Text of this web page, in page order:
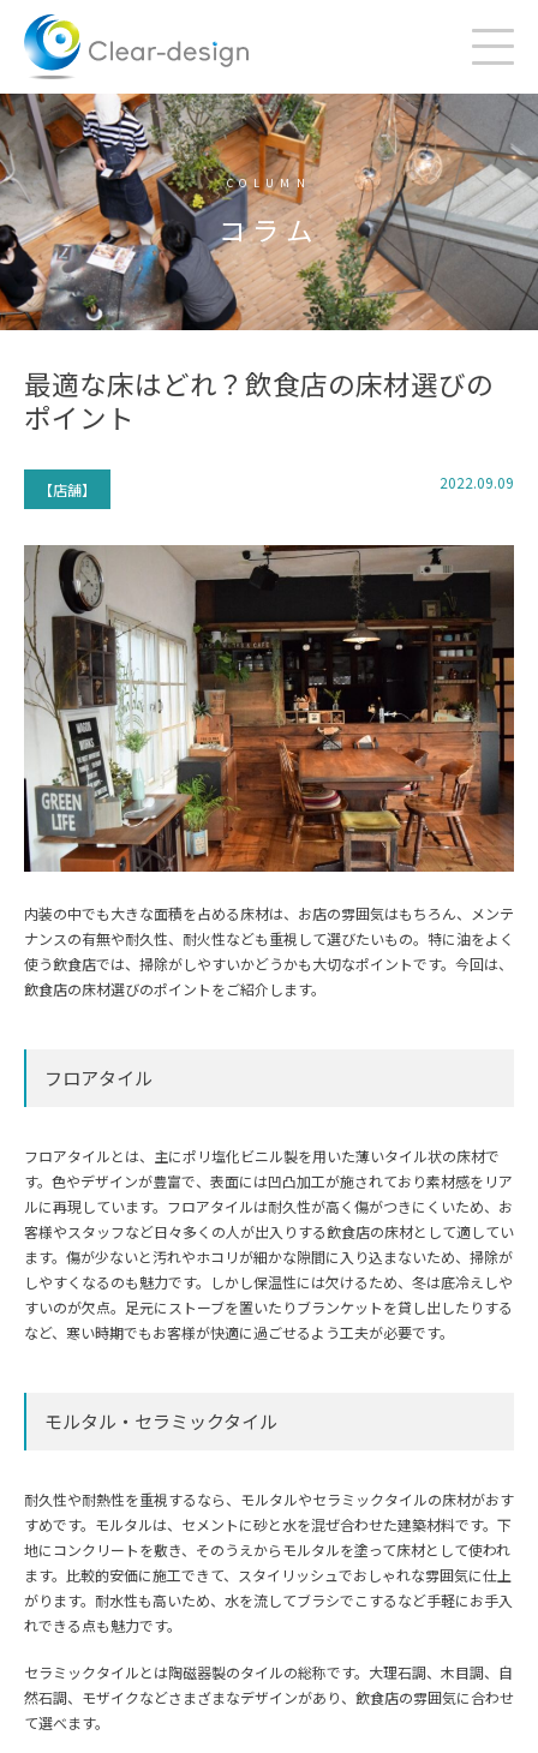
content
COLUMN
コラム
最適な床はどれ？飲食店の床材選びの
ポイント
【店舗】 2022.09.09
内装の中でも大きな面積を占める床材は、お店の雰囲気はもちろん、メンテ
ナンスの有無や耐久性、耐火性なども重視して選びたいもの。特に油をよく
使う飲食店では、掃除がしやすいかどうかも大切なポイントです。今回は、
飲食店の床材選びのポイントをご紹介します。
フロアタイル
フロアタイルとは、主にポリ塩化ビニル製を用いた薄いタイル状の床材で
す。色やデザインが豊富で、表面には凹凸加工が施されており素材感をリア
ルに再現しています。フロアタイルは耐久性が高く傷がつきにくいため、お
客様やスタッフなど日々多くの人が出入りする飲食店の床材として適してい
ます。傷が少ないと汚れやホコリが細かな隙間に入り込まないため、掃除が
しやすくなるのも魅力です。しかし保温性には欠けるため、冬は底冷えしや
すいのが欠点。足元にストーブを置いたりブランケットを貸し出したりする
など、寒い時期でもお客様が快適に過ごせるよう工夫が必要です。
モルタル・セラミックタイル
耐久性や耐熱性を重視するなら、モルタルやセラミックタイルの床材がおす
すめです。モルタルは、セメントに砂と水を混ぜ合わせた建築材料です。下
地にコンクリートを敷き、そのうえからモルタルを塗って床材として使われ
ます。比較的安価に施工できて、スタイリッシュでおしゃれな雰囲気に仕上
がります。耐水性も高いため、水を流してブラシでこするなど手軽にお手入
れできる点も魅力です。
セラミックタイルとは陶磁器製のタイルの総称です。大理石調、木目調、自
然石調、モザイクなどさまざまなデザインがあり、飲食店の雰囲気に合わせ
て選べます。